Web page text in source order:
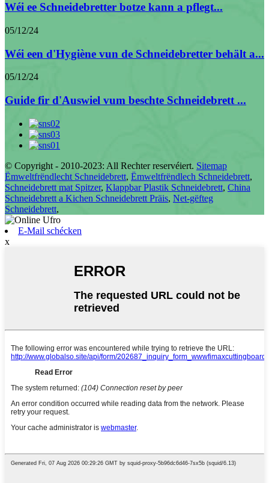
Wéi ee Schneidebretter botze kann a pflegt...
05/12/24
Wéi een d'Hygiène vun de Schneidebretter behält a...
05/12/24
Guide fir d'Auswiel vum beschte Schneidebrett ...
© Copyright - 2010-2023: All Rechter reservéiert. Sitemap
Ëmweltfrëndlecht Schneidebrett, Ëmweltfrëndlech Schneidebrett,
Schneidebrett mat Spitzer, Klappbar Plastik Schneidebrett, China
Schneidebrett a Kichen Schneidebrett Präis, Net-gëfteg
Schneidebrett,
E-Mail schécken
x